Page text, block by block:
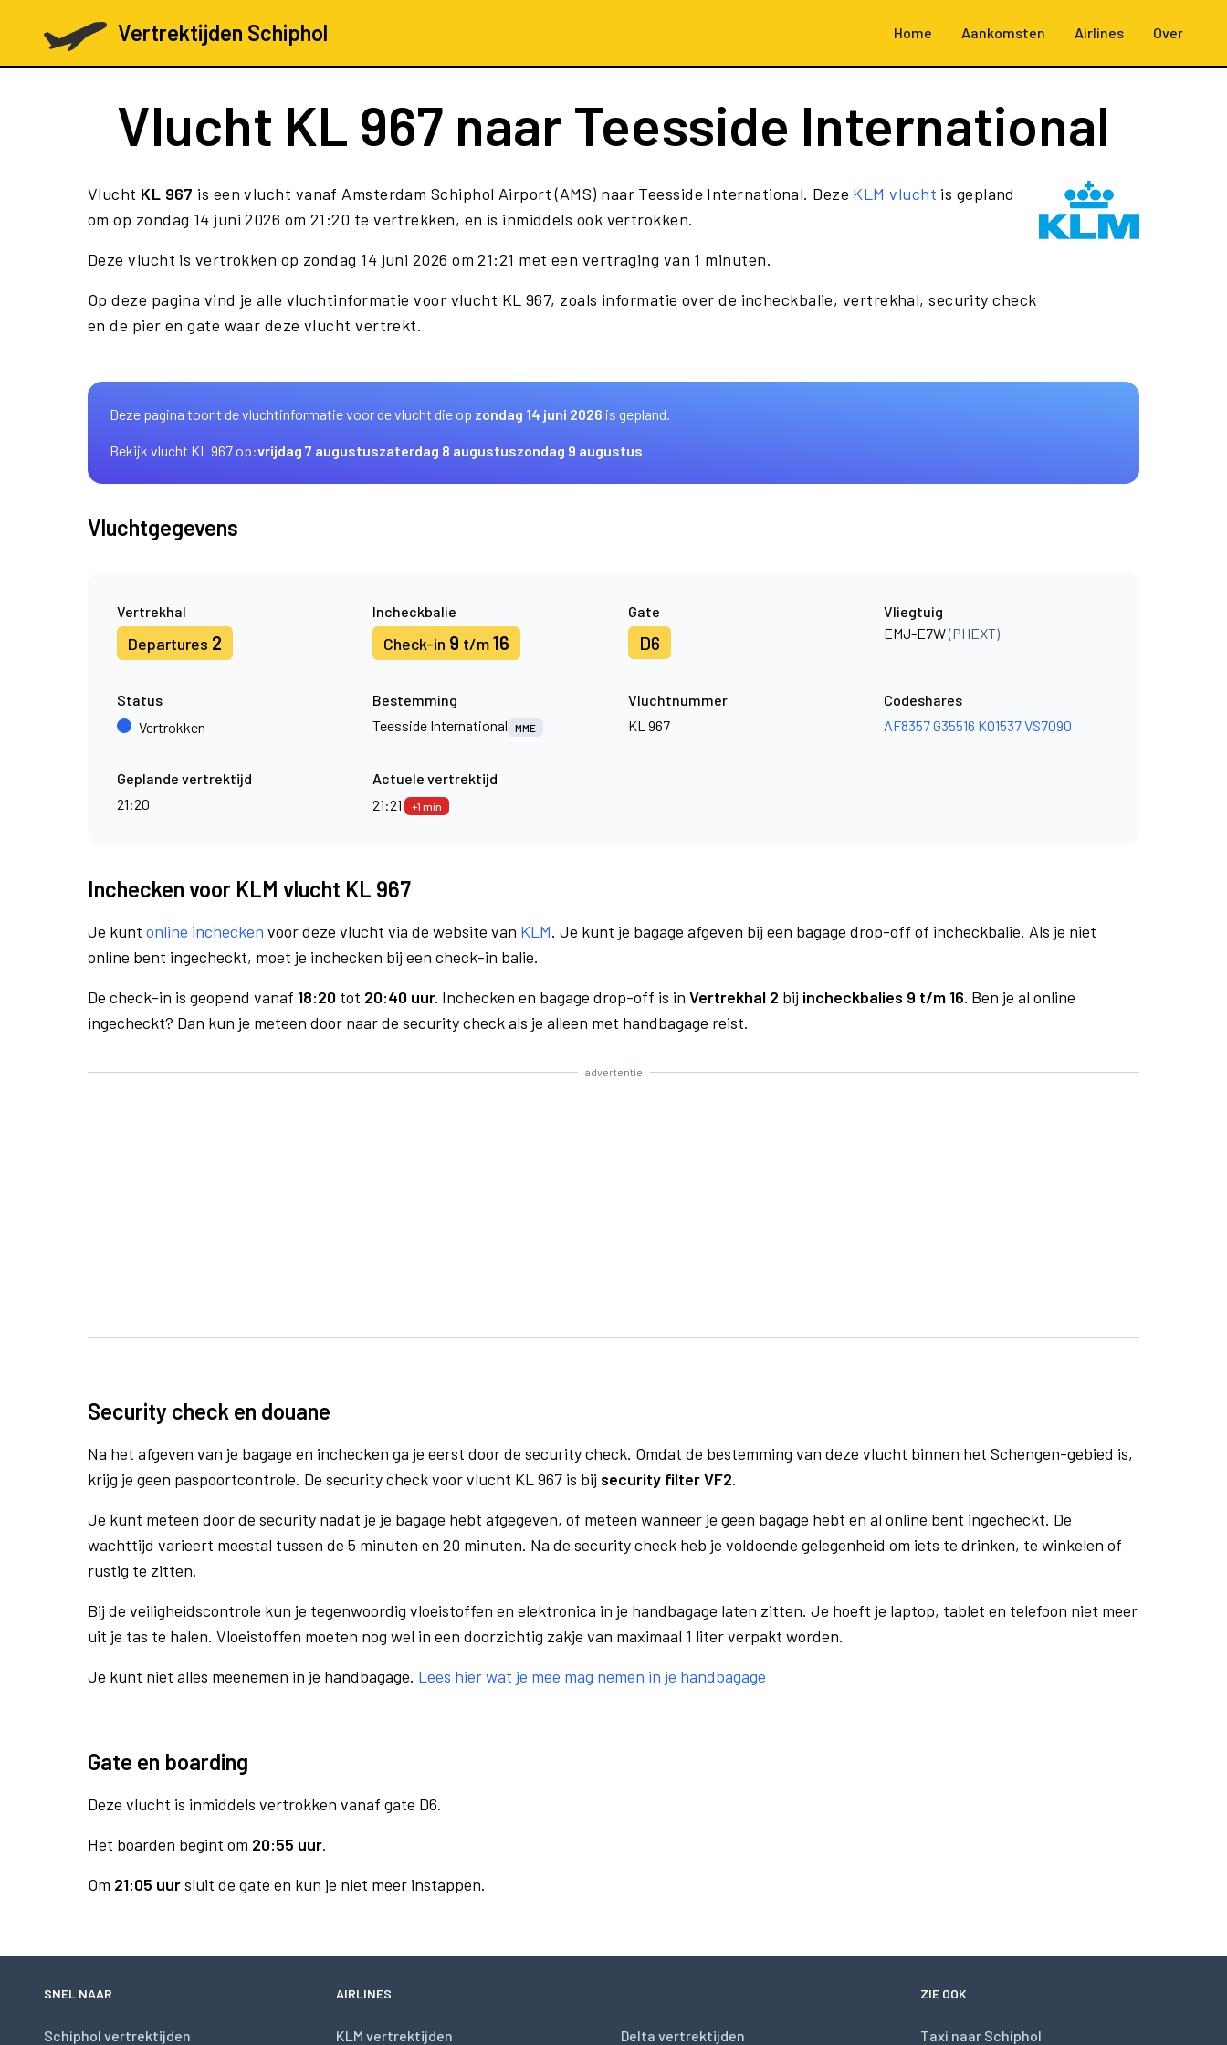
Vertrektijden Schiphol Home Aankomsten Airlines Over
Vlucht KL 967 naar Teesside International
Vlucht KL 967 is een vlucht vanaf Amsterdam Schiphol Airport (AMS) naar Teesside International. Deze KLM vlucht is gepland
om op zondag 14 juni 2026 om 21:20 te vertrekken, en is inmiddels ook vertrokken.
Deze vlucht is vertrokken op zondag 14 juni 2026 om 21:21 met een vertraging van 1 minuten.
Op deze pagina vind je alle vluchtinformatie voor vlucht KL 967, zoals informatie over de incheckbalie, vertrekhal, security check
en de pier en gate waar deze vlucht vertrekt.
Deze pagina toont de vluchtinformatie voor de vlucht die op zondag 14 juni 2026 is gepland.
Bekijk vlucht KL 967 op:vrijdag 7 augustuszaterdag 8 augustuszondag 9 augustus
Vluchtgegevens
Vertrekhal
Departures 2
Incheckbalie
Check-in 9 t/m16
Gate
D6
Vliegtuig
EMJ-E7W(PHEXT)
Status
Vertrokken
Bestemming
Teesside International
MME
Vluchtnummer
KL 967
Codeshares
AF8357G35516 KQ1537VS7090
Geplande vertrektijd
21:20
Actuele vertrektijd
21:21
+1 min
Inchecken voor KLM vlucht KL 967
Je kunt online inchecken voor deze vlucht via de website van KLM. Je kunt je bagage afgeven bij een bagage drop-off of incheckbalie. Als je niet
online bent ingecheckt, moet je inchecken bij een check-in balie.
De check-in is geopend vanaf 18:20 tot 20:40 uur. Inchecken en bagage drop-off is in Vertrekhal 2 bij incheckbalies 9 t/m 16. Ben je al online
ingecheckt? Dan kun je meteen door naar de security check als je alleen met handbagage reist.
advertentie
Security check en douane
Na het afgeven van je bagage en inchecken ga je eerst door de security check. Omdat de bestemming van deze vlucht binnen het Schengen-gebied is,
krijg je geen paspoortcontrole. De security check voor vlucht KL 967 is bij security filter VF2.
Je kunt meteen door de security nadat je je bagage hebt afgegeven, of meteen wanneer je geen bagage hebt en al online bent ingecheckt. De
wachttijd varieert meestal tussen de 5 minuten en 20 minuten. Na de security check heb je voldoende gelegenheid om iets te drinken, te winkelen of
rustig te zitten.
Bij de veiligheidscontrole kun je tegenwoordig vloeistoffen en elektronica in je handbagage laten zitten. Je hoeft je laptop, tablet en telefoon niet meer
uit je tas te halen. Vloeistoffen moeten nog wel in een doorzichtig zakje van maximaal 1 liter verpakt worden.
Je kunt niet alles meenemen in je handbagage. Lees hier wat je mee mag nemen in je handbagage
Gate en boarding
Deze vlucht is inmiddels vertrokken vanaf gate D6.
Het boarden begint om 20:55 uur.
Om 21:05 uursluit de gate en kun je niet meer instappen.
SNEL NAAR
Schiphol vertrektijden
AIRLINES
KLM vertrektijden Delta vertrektijden
ZIE OOK
Taxi naar Schiphol